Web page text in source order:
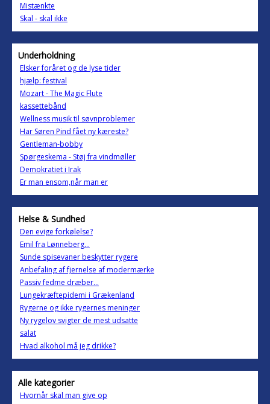
Mistænkte
Skal - skal ikke
Underholdning
Elsker foråret og de lyse tider
hjælp: festival
Mozart - The Magic Flute
kassettebånd
Wellness musik til søvnproblemer
Har Søren Pind fået ny kæreste?
Gentleman-bobby
Spørgeskema - Støj fra vindmøller
Demokratiet i Irak
Er man ensom,når man er
Helse & Sundhed
Den evige forkølelse?
Emil fra Lønneberg...
Sunde spisevaner beskytter rygere
Anbefaling af fjernelse af modermærke
Passiv fedme dræber...
Lungekræftepidemi i Grækenland
Rygerne og ikke rygernes meninger
Ny rygelov svigter de mest udsatte
salat
Hvad alkohol må jeg drikke?
Alle kategorier
Hvornår skal man give op